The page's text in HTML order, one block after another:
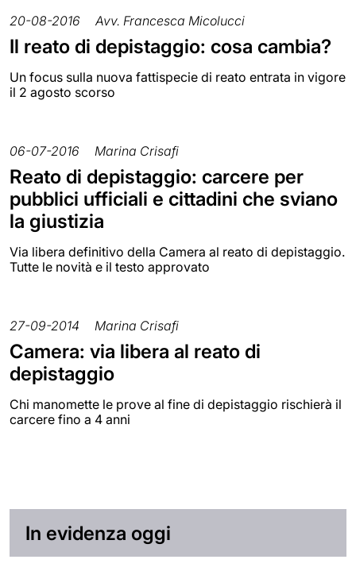
20-08-2016 Avv. Francesca Micolucci
Il reato di depistaggio: cosa cambia?
Un focus sulla nuova fattispecie di reato entrata in vigore
il 2 agosto scorso
06-07-2016 Marina Crisafi
Reato di depistaggio: carcere per
pubblici ufficiali e cittadini che sviano
la giustizia
Via libera definitivo della Camera al reato di depistaggio.
Tutte le novità e il testo approvato
27-09-2014 Marina Crisafi
Camera: via libera al reato di
depistaggio
Chi manomette le prove al fine di depistaggio rischierà il
carcere fino a 4 anni
In evidenza oggi